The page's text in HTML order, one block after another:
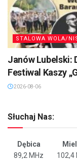
STALOWA WOLA/
Janów Lubelski:
Festiwal Kaszy
2026-08-06
Słuchaj Nas:
Dębica
89,2 MHz
102,4